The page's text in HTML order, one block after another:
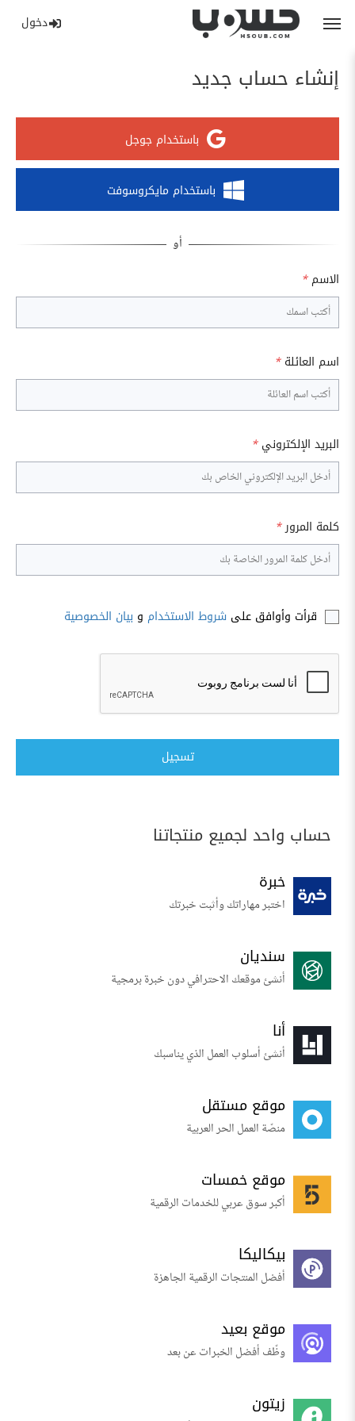
دخول
إنشاء حساب جديد
باستخدام جوجل
باستخدام مايكروسوفت
الاسم *
اسم العائلة *
البريد الإلكتروني *
كلمة المرور*
قرأت وأوافق على شروط الاستخدام و بيان الخصوصية
تسجيل
حساب واحد لجميع منتجاتنا
خبرة
اختبر مهاراتك وأثبت خبرتك
سنديان
أنشئ موقعك الاحترافي دون خبرة برمجية
أنا
أنشئ أسلوب العمل الذي يناسبك
موقع مستقل
منصّة العمل الحر العربية
موقع خمسات
أكبر سوق عربي للخدمات الرقمية
بيكاليكا
أفضل المنتجات الرقمية الجاهزة
موقع بعيد
وظّف أفضل الخبرات عن بعد
زيتون